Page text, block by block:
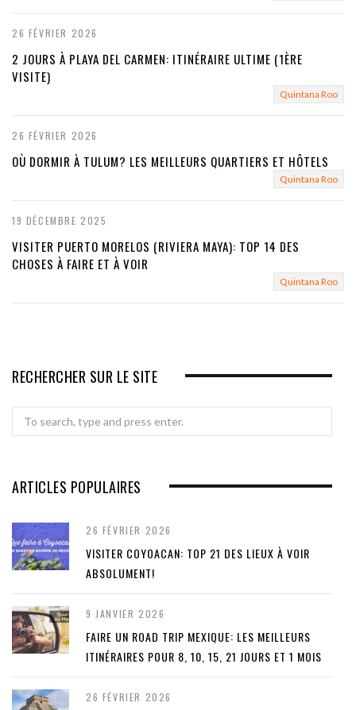
26 FÉVRIER 2026
2 JOURS À PLAYA DEL CARMEN: ITINÉRAIRE ULTIME (1ÈRE
VISITE)
Quintana Roo
26 FÉVRIER 2026
OÙ DORMIR À TULUM? LES MEILLEURS QUARTIERS ET HÔTELS
Quintana Roo
19 DÉCEMBRE 2025
VISITER PUERTO MORELOS (RIVIERA MAYA): TOP 14 DES
CHOSES À FAIRE ET À VOIR
Quintana Roo
RECHERCHER SUR LE SITE
Search
for:
ARTICLES POPULAIRES
26 FÉVRIER 2026
VISITER COYOACAN: TOP 21 DES LIEUX À VOIR
ABSOLUMENT!
9 JANVIER 2026
FAIRE UN ROAD TRIP MEXIQUE: LES MEILLEURS
ITINÉRAIRES POUR 8, 10, 15, 21 JOURS ET 1 MOIS
26 FÉVRIER 2026